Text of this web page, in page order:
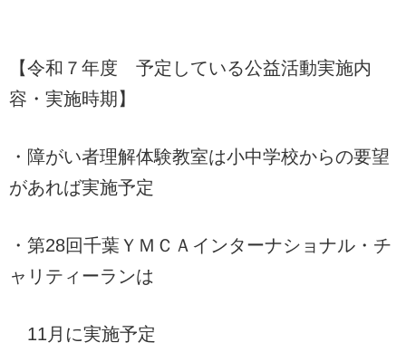
【令和７年度 予定している公益活動実施内
容・実施時期】
・障がい者理解体験教室は小中学校からの要望
があれば実施予定
・第28回千葉ＹＭＣＡインターナショナル・チ
ャリティーランは
11月に実施予定